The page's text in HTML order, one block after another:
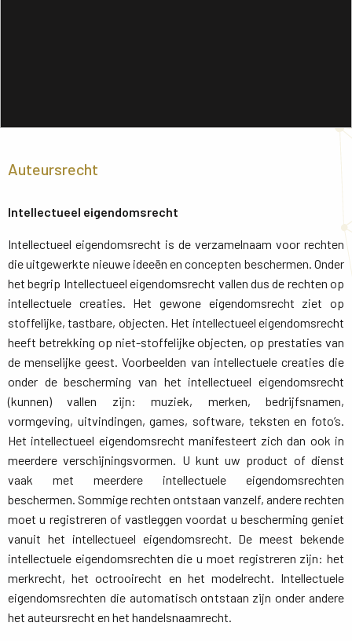
Auteursrecht
Intellectueel eigendomsrecht
Intellectueel eigendomsrecht is de verzamelnaam voor rechten
die uitgewerkte nieuwe ideeën en concepten beschermen. Onder
het begrip Intellectueel eigendomsrecht vallen dus de rechten op
intellectuele creaties. Het gewone eigendomsrecht ziet op
stoffelijke, tastbare, objecten. Het intellectueel eigendomsrecht
heeft betrekking op niet-stoffelijke objecten, op prestaties van
de menselijke geest. Voorbeelden van intellectuele creaties die
onder de bescherming van het intellectueel eigendomsrecht
(kunnen) vallen zijn: muziek, merken, bedrijfsnamen,
vormgeving, uitvindingen, games, software, teksten en foto’s.
Het intellectueel eigendomsrecht manifesteert zich dan ook in
meerdere verschijningsvormen. U kunt uw product of dienst
vaak met meerdere intellectuele eigendomsrechten
beschermen. Sommige rechten ontstaan vanzelf, andere rechten
moet u registreren of vastleggen voordat u bescherming geniet
vanuit het intellectueel eigendomsrecht. De meest bekende
intellectuele eigendomsrechten die u moet registreren zijn: het
merkrecht, het octrooirecht en het modelrecht. Intellectuele
eigendomsrechten die automatisch ontstaan zijn onder andere
het auteursrecht en het handelsnaamrecht.